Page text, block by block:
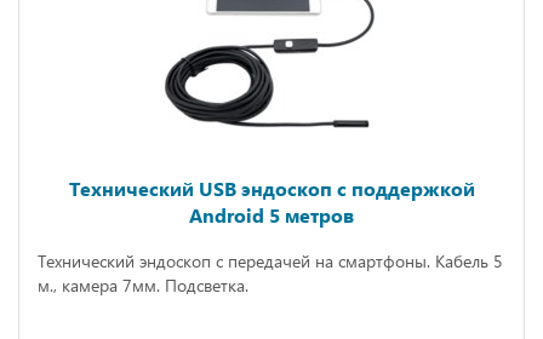
Технический USB эндоскоп с поддержкой
Android 5 метров
Технический эндоскоп с передачей на смартфоны. Кабель 5
м., камера 7мм. Подсветка.